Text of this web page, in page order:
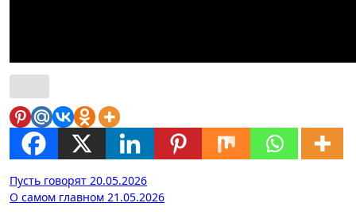
Навигация
по
Пусть говорят 20.05.2026
О самом главном 21.05.2026